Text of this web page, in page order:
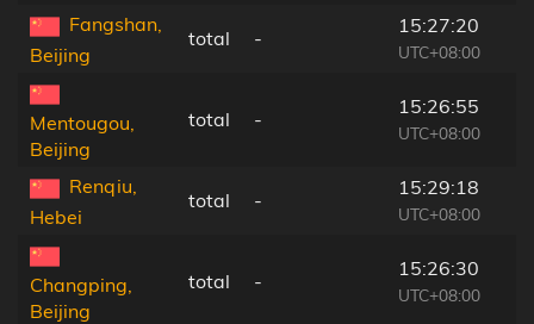
Fangshan,
Beijing
total -
15:27:20
UTC+08:00
Mentougou,
Beijing
total -
15:26:55
UTC+08:00
Renqiu,
Hebei
total -
15:29:18
UTC+08:00
Changping,
Beijing
total -
15:26:30
UTC+08:00